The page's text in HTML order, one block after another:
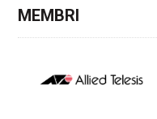
MEMBRI